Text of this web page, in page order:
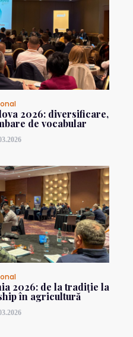
2026: diversificare,
de vocabular
2026: de la tradiție la
în agricultură